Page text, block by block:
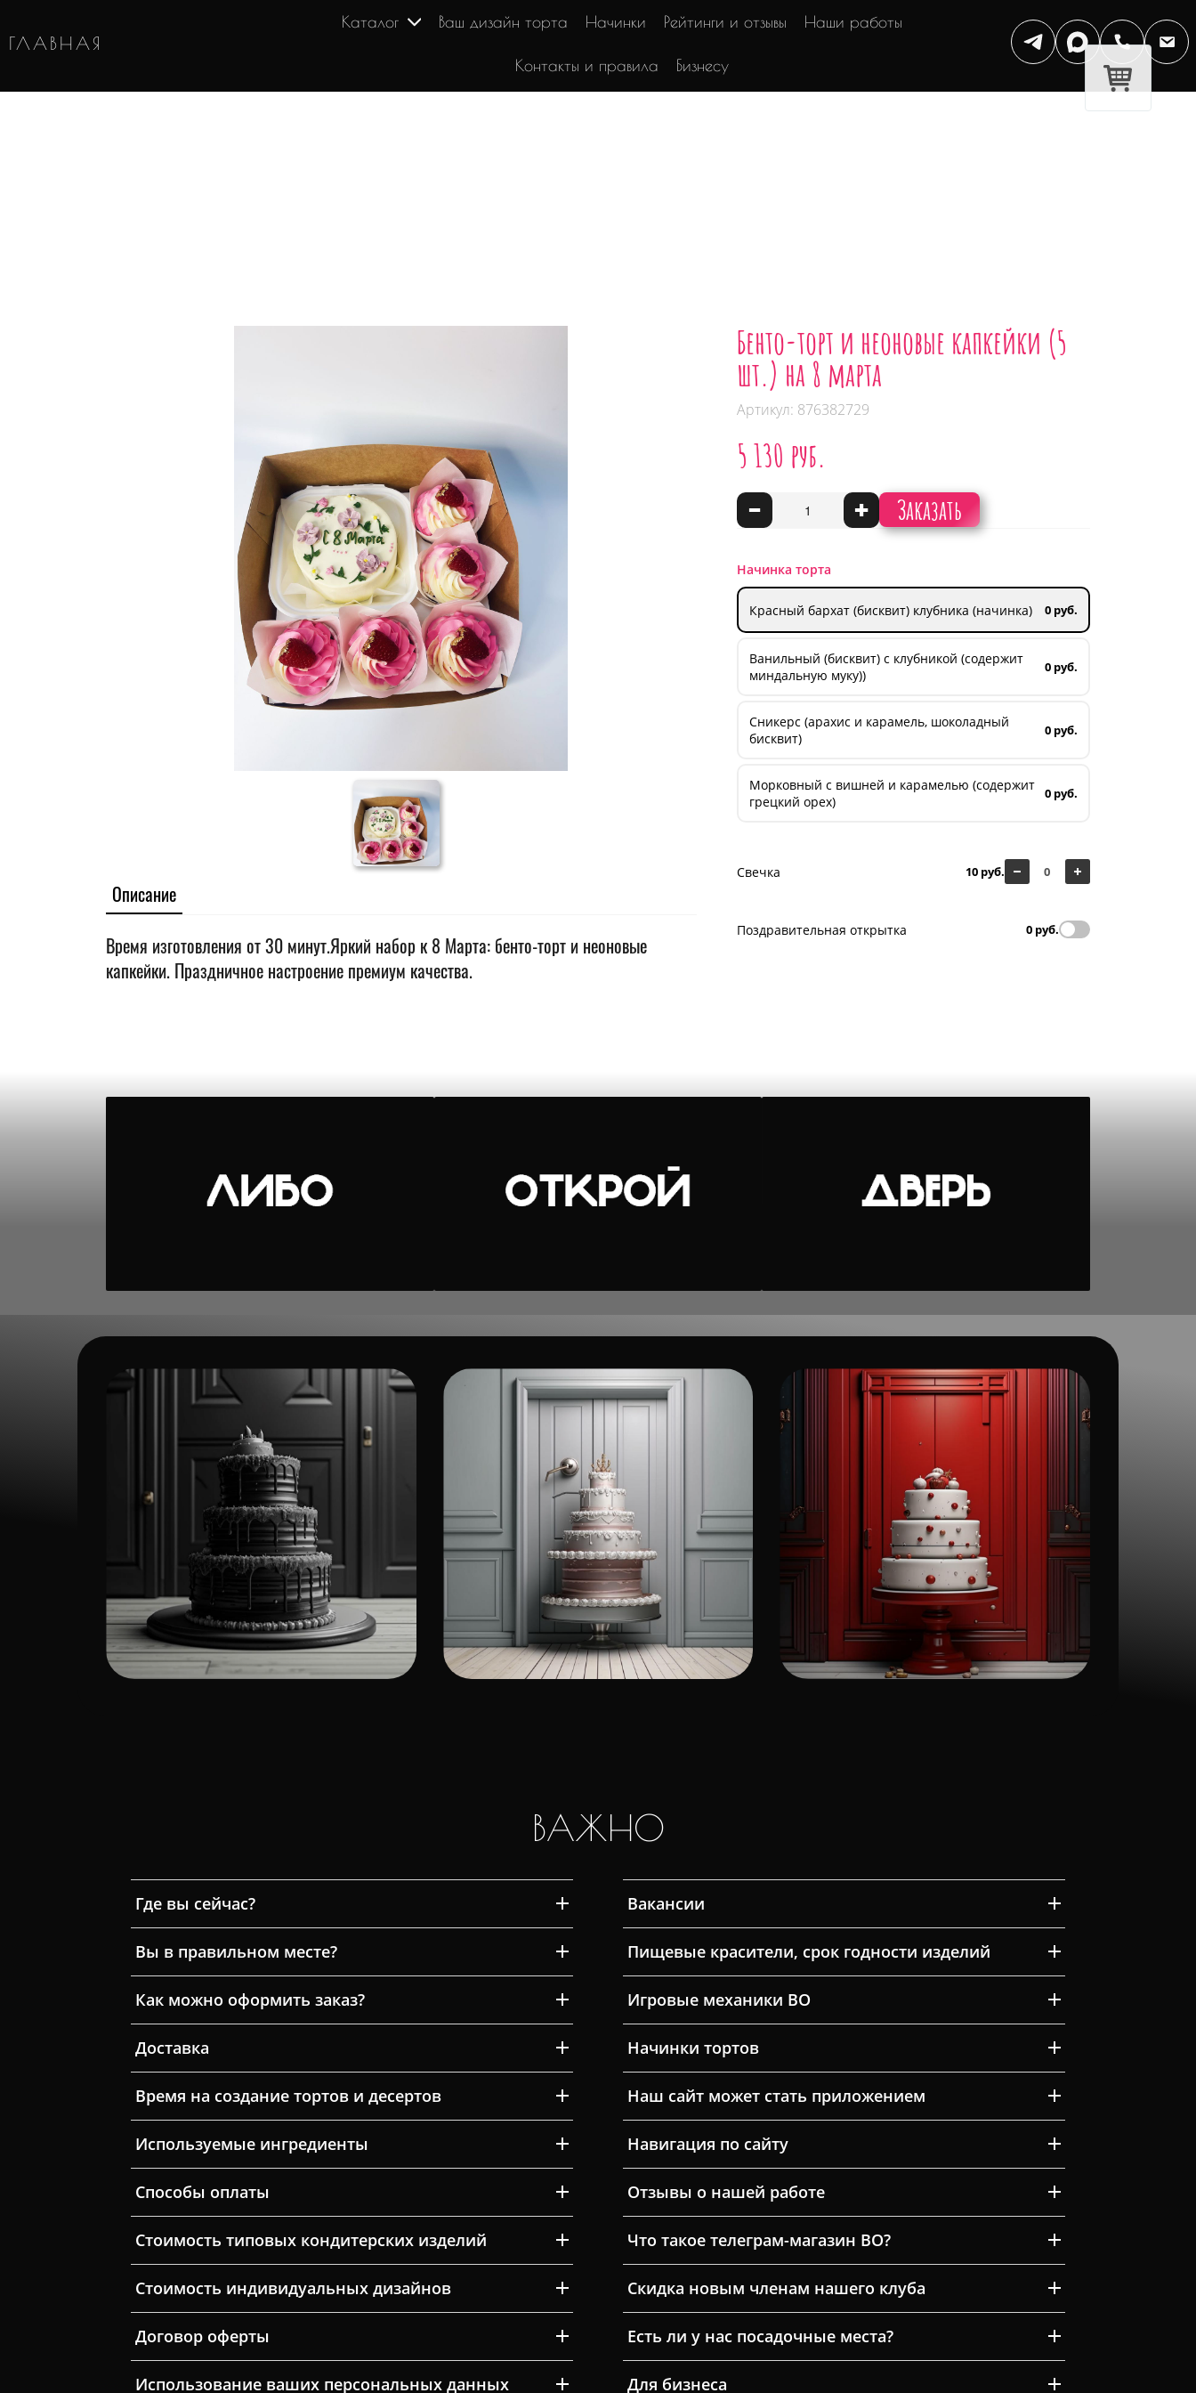
ГЛАВНАЯ
Каталог Ваш дизайн торта Начинки Рейтинги и отзывы Наши работы
Контакты и правила Бизнесу
Бенто-торт и неоновые капкейки (5
шт.) на 8 марта
Артикул: 876382729
5 130 руб.
Заказать
- +
Начинка торта
Красный бархат (бисквит) клубника (начинка) 0 руб.
Ванильный (бисквит) с клубникой (содержит
миндальную муку))
0 руб.
Сникерс (арахис и карамель, шоколадный
бисквит)
0 руб.
Морковный с вишней и карамелью (содержит
грецкий орех)
0 руб.
Свечка 10 руб.
Поздравительная открытка 0 руб.
Описание
Время изготовления от 30 минут.Яркий набор к 8 Марта: бенто-торт и неоновые
капкейки. Праздничное настроение премиум качества.
ВАЖНО
Где вы сейчас?
Вы в правильном месте?
Как можно оформить заказ?
Доставка
Время на создание тортов и десертов
Используемые ингредиенты
Способы оплаты
Стоимость типовых кондитерских изделий
Стоимость индивидуальных дизайнов
Договор оферты
Использование ваших персональных данных
Вакансии
Пищевые красители, срок годности изделий
Игровые механики ВО
Начинки тортов
Наш сайт может стать приложением
Навигация по сайту
Отзывы о нашей работе
Что такое телеграм-магазин ВО?
Скидка новым членам нашего клуба
Есть ли у нас посадочные места?
Для бизнеса